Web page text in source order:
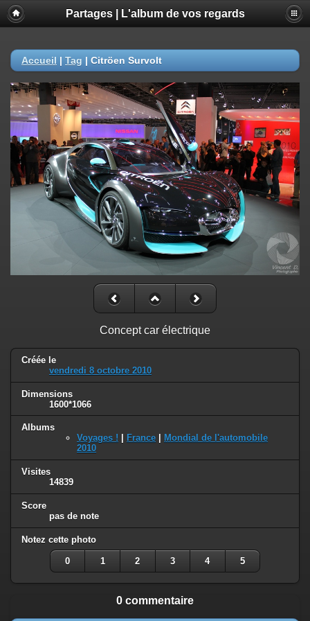
Partages | L'album de vos regards
Accueil | Tag | Citröen Survolt
Concept car électrique
Créée le
vendredi 8 octobre 2010
Dimensions
1600*1066
Albums
Voyages !
France
Mondial de l'automobile
2010
Visites
14839
Score
pas de note
Notez cette photo
0 1 2 3 4 5
0 commentaire